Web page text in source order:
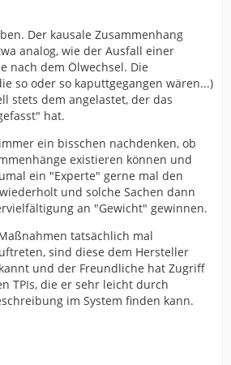
Der kausale Zusammenhang
analog, wie der Ausfall einer
nach dem Ölwechsel. Die
so oder so kaputtgegangen wären...)
stets dem angelastet, der das
hat.
ein bisschen nachdenken, ob
existieren können und
ein "Experte" gerne mal den
und solche Sachen dann
an "Gewicht" gewinnen.
tatsächlich mal
sind diese dem Hersteller
und der Freundliche hat Zugriff
TPIs, die er sehr leicht durch
im System finden kann.